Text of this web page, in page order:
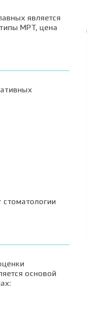
является
МРТ, цена
основой